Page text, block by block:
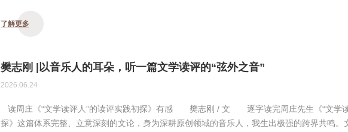
了解更多
樊志刚 |以音乐人的耳朵，听一篇文学读评的“弦外之音”
2026.06.24
读周庄《“文学读评人”的读评实践初探》有感 樊志刚 / 文 逐字读完周庄先生《“文学读
探》这篇体系完整、立意深刻的文论，身为深耕原创领域的音乐人，我生出极强的跨界共鸣。